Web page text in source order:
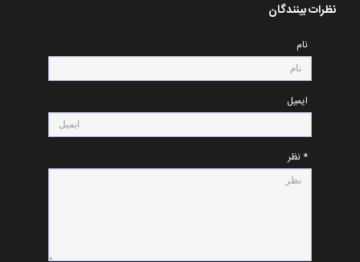
نظرات بینندگان
نام
ایمیل
* نظر